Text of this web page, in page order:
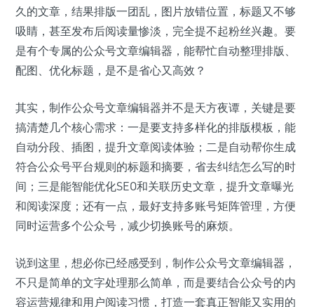
久的文章，结果排版一团乱，图片放错位置，标题又不够
吸睛，甚至发布后阅读量惨淡，完全提不起粉丝兴趣。要
是有个专属的公众号文章编辑器，能帮忙自动整理排版、
配图、优化标题，是不是省心又高效？
其实，制作公众号文章编辑器并不是天方夜谭，关键是要
搞清楚几个核心需求：一是要支持多样化的排版模板，能
自动分段、插图，提升文章阅读体验；二是自动帮你生成
符合公众号平台规则的标题和摘要，省去纠结怎么写的时
间；三是能智能优化SEO和关联历史文章，提升文章曝光
和阅读深度；还有一点，最好支持多账号矩阵管理，方便
同时运营多个公众号，减少切换账号的麻烦。
说到这里，想必你已经感受到，制作公众号文章编辑器，
不只是简单的文字处理那么简单，而是要结合公众号的内
容运营规律和用户阅读习惯，打造一套真正智能又实用的